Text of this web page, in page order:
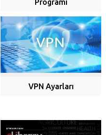
Programı
VPN Ayarları